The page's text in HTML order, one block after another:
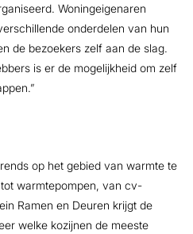
Woningeigenaren
onderdelen van hun
de bezoekers zelf aan de slag.
is er de mogelijkheid om zelf
op het gebied van warmte te
warmtepompen, van cv-
Ramen en Deuren krijgt de
welke kozijnen de meeste